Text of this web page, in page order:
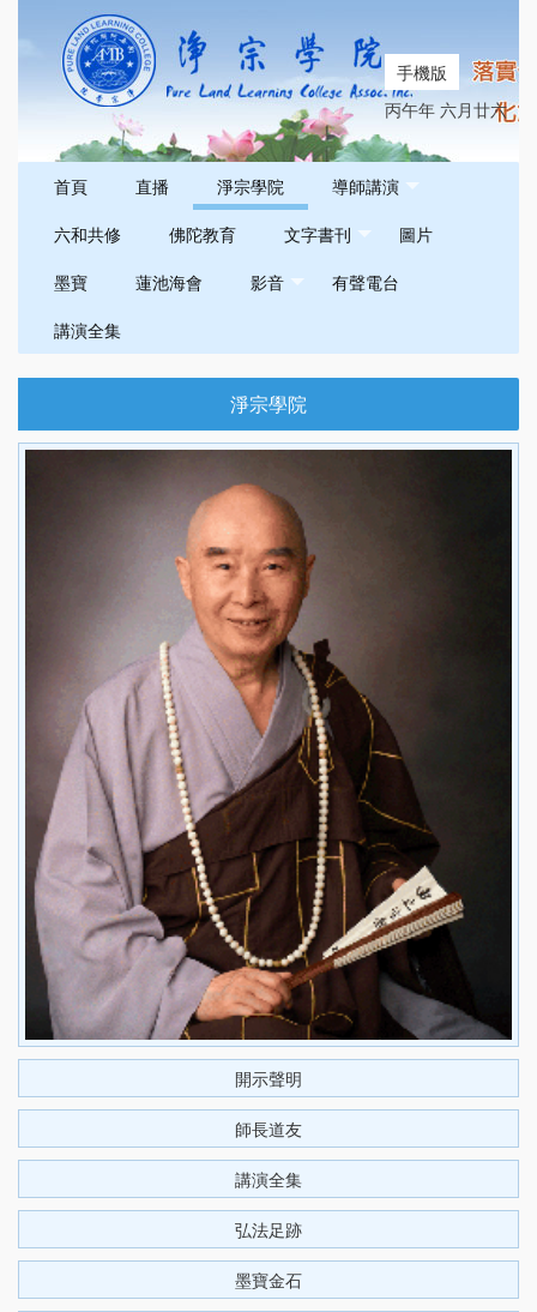
手機版
丙午年 六月廿六
首頁 直播 淨宗學院
導師講演
六和共修
佛陀教育 文字書刊
圖片
墨寶
蓮池海會 影音
有聲電台
講演全集
淨宗學院
開示聲明
師長道友
講演全集
弘法足跡
墨寶金石